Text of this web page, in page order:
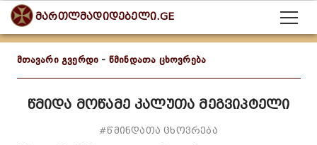
მართლმადიდებელი.GE
მთავარი გვერდი - წმინდათა ცხოვრება
წმიდა მოწამე კალუთა მეგვიპტელი
#წმინდათა ცხოვრება